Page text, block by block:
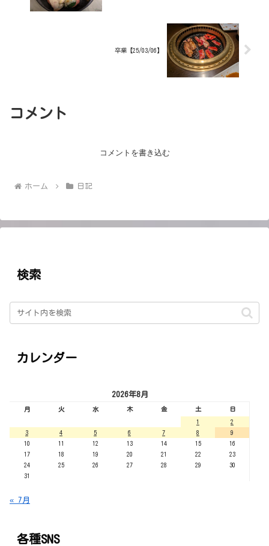
卒業【25/03/06】
コメント
コメントを書き込む
ホーム 日記
検索
カレンダー
2026年8月
月 火 水 木 金 土 日
1
2
3
4 5 6 7 8
9
10
11 12 13 14 15
16
17
18 19 20 21 22
23
24
25 26 27 28 29
30
31
« 7月
各種SNS